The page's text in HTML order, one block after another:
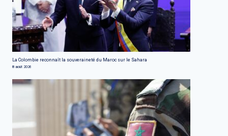
La Colombie reconnaît la souveraineté du Maroc sur le Sahara
8 août 2026